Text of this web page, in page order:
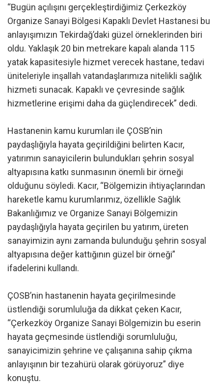
“Bugün açılışını gerçekleştirdiğimiz Çerkezköy
Organize Sanayi Bölgesi Kapaklı Devlet Hastanesi bu
anlayışımızın Tekirdağ’daki güzel örneklerinden biri
oldu. Yaklaşık 20 bin metrekare kapalı alanda 115
yatak kapasitesiyle hizmet verecek hastane, tedavi
üniteleriyle inşallah vatandaşlarımıza nitelikli sağlık
hizmeti sunacak. Kapaklı ve çevresinde sağlık
hizmetlerine erişimi daha da güçlendirecek” dedi.
Hastanenin kamu kurumları ile ÇOSB’nin
paydaşlığıyla hayata geçirildiğini belirten Kacır,
yatırımın sanayicilerin bulundukları şehrin sosyal
altyapısına katkı sunmasının önemli bir örneği
olduğunu söyledi. Kacır, “Bölgemizin ihtiyaçlarından
hareketle kamu kurumlarımız, özellikle Sağlık
Bakanlığımız ve Organize Sanayi Bölgemizin
paydaşlığıyla hayata geçirilen bu yatırım, üreten
sanayimizin aynı zamanda bulunduğu şehrin sosyal
altyapısına değer kattığının güzel bir örneği”
ifadelerini kullandı.
ÇOSB’nin hastanenin hayata geçirilmesinde
üstlendiği sorumluluğa da dikkat çeken Kacır,
“Çerkezköy Organize Sanayi Bölgemizin bu eserin
hayata geçmesinde üstlendiği sorumluluğu,
sanayicimizin şehrine ve çalışanına sahip çıkma
anlayışının bir tezahürü olarak görüyoruz” diye
konuştu.